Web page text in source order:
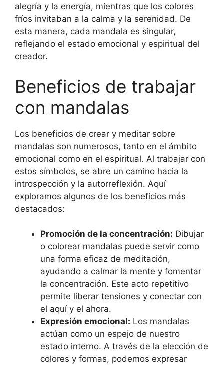
alegría y la energía, mientras que los colores
fríos invitaban a la calma y la serenidad. De
esta manera, cada mandala es singular,
reflejando el estado emocional y espiritual del
creador.
Beneficios de trabajar
con mandalas
Los beneficios de crear y meditar sobre
mandalas son numerosos, tanto en el ámbito
emocional como en el espiritual. Al trabajar con
estos símbolos, se abre un camino hacia la
introspección y la autorreflexión. Aquí
exploramos algunos de los beneficios más
destacados:
Promoción de la concentración: Dibujar
o colorear mandalas puede servir como
una forma eficaz de meditación,
ayudando a calmar la mente y fomentar
la concentración. Este acto repetitivo
permite liberar tensiones y conectar con
el aquí y el ahora.
Expresión emocional: Los mandalas
actúan como un espejo de nuestro
estado interno. A través de la elección de
colores y formas, podemos expresar